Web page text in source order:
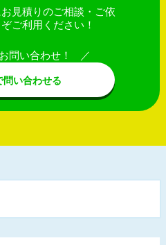
見積りのご相談・ご依
ご利用ください！
問い合わせ！
い合わせる